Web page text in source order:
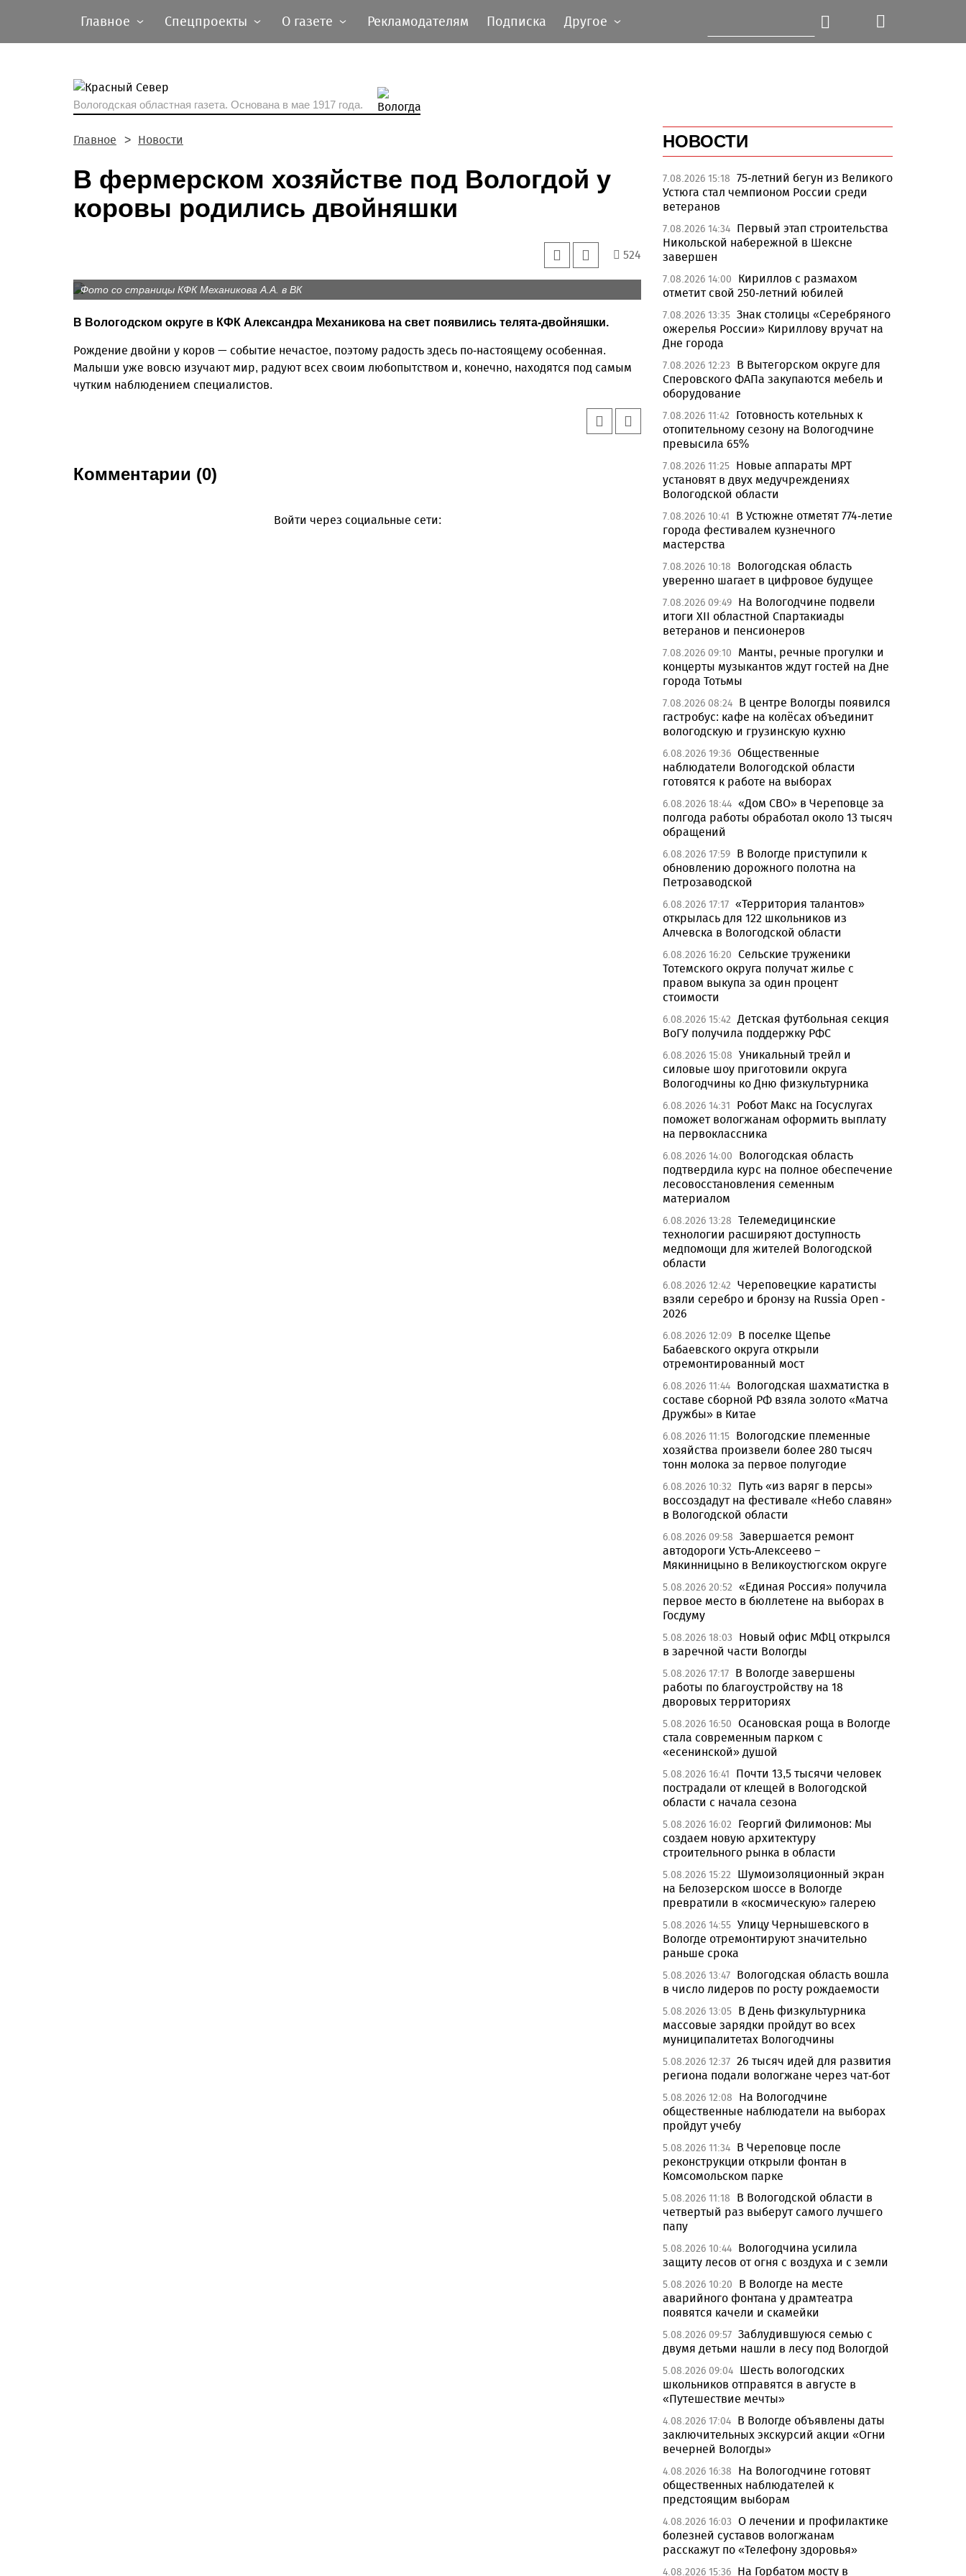
Главное Спецпроекты О газете Рекламодателям Подписка Другое
Вологодская областная газета. Основана в мае 1917 года.
Главное Новости
В фермерском хозяйстве под Вологдой у
коровы родились двойняшки
524
Фото со страницы КФК Механикова А.А. в ВК
В Вологодском округе в КФК Александра Механикова на свет появились телята-двойняшки.
Рождение двойни у коров — событие нечастое, поэтому радость здесь по-настоящему особенная.
Малыши уже вовсю изучают мир, радуют всех своим любопытством и, конечно, находятся под самым
чутким наблюдением специалистов.
Комментарии (0)
Войти через социальные сети:
НОВОСТИ
7.08.2026 15:18 75-летний бегун из Великого
Устюга стал чемпионом России среди
ветеранов
7.08.2026 14:34 Первый этап строительства
Никольской набережной в Шексне
завершен
7.08.2026 14:00
Кириллов с размахом
отметит свой 250-летний юбилей
7.08.2026 13:35 Знак столицы «Серебряного
ожерелья России» Кириллову вручат на
Дне города
7.08.2026 12:23
В Вытегорском округе для
Сперовского ФАПа закупаются мебель и
оборудование
7.08.2026 11:42
Готовность котельных к
отопительному сезону на Вологодчине
превысила 65%
7.08.2026 11:25 Новые аппараты МРТ
установят в двух медучреждениях
Вологодской области
7.08.2026 10:41
В Устюжне отметят 774-летие
города фестивалем кузнечного
мастерства
7.08.2026 10:18
Вологодская область
уверенно шагает в цифровое будущее
7.08.2026 09:49 На Вологодчине подвели
итоги XII областной Спартакиады
ветеранов и пенсионеров
7.08.2026 09:10
Манты, речные прогулки и
концерты музыкантов ждут гостей на Дне
города Тотьмы
7.08.2026 08:24 В центре Вологды появился
гастробус: кафе на колёсах объединит
вологодскую и грузинскую кухню
6.08.2026 19:36 Общественные
наблюдатели Вологодской области
готовятся к работе на выборах
6.08.2026 18:44 «Дом СВО» в Череповце за
полгода работы обработал около 13 тысяч
обращений
6.08.2026 17:59 В Вологде приступили к
обновлению дорожного полотна на
Петрозаводской
6.08.2026 17:17 «Территория талантов»
открылась для 122 школьников из
Алчевска в Вологодской области
6.08.2026 16:20 Сельские труженики
Тотемского округа получат жилье с
правом выкупа за один процент
стоимости
6.08.2026 15:42 Детская футбольная секция
ВоГУ получила поддержку РФС
6.08.2026 15:08 Уникальный трейл и
силовые шоу приготовили округа
Вологодчины ко Дню физкультурника
6.08.2026 14:31
Робот Макс на Госуслугах
поможет вологжанам оформить выплату
на первоклассника
6.08.2026 14:00
Вологодская область
подтвердила курс на полное обеспечение
лесовосстановления семенным
материалом
6.08.2026 13:28 Телемедицинские
технологии расширяют доступность
медпомощи для жителей Вологодской
области
6.08.2026 12:42 Череповецкие каратисты
взяли серебро и бронзу на Russia Open -
2026
6.08.2026 12:09 В поселке Щепье
Бабаевского округа открыли
отремонтированный мост
6.08.2026 11:44 Вологодская шахматистка в
составе сборной РФ взяла золото «Матча
Дружбы» в Китае
6.08.2026 11:15 Вологодские племенные
хозяйства произвели более 280 тысяч
тонн молока за первое полугодие
6.08.2026 10:32
Путь «из варяг в персы»
воссоздадут на фестивале «Небо славян»
в Вологодской области
6.08.2026 09:58 Завершается ремонт
автодороги Усть-Алексеево –
Мякинницыно в Великоустюгском округе
5.08.2026 20:52 «Единая Россия» получила
первое место в бюллетене на выборах в
Госдуму
5.08.2026 18:03
Новый офис МФЦ открылся
в заречной части Вологды
5.08.2026 17:17 В Вологде завершены
работы по благоустройству на 18
дворовых территориях
5.08.2026 16:50 Осановская роща в Вологде
стала современным парком с
«есенинской» душой
5.08.2026 16:41
Почти 13,5 тысячи человек
пострадали от клещей в Вологодской
области с начала сезона
5.08.2026 16:02
Георгий Филимонов: Мы
создаем новую архитектуру
строительного рынка в области
5.08.2026 15:22
Шумоизоляционный экран
на Белозерском шоссе в Вологде
превратили в «космическую» галерею
5.08.2026 14:55 Улицу Чернышевского в
Вологде отремонтируют значительно
раньше срока
5.08.2026 13:47 Вологодская область вошла
в число лидеров по росту рождаемости
5.08.2026 13:05 В День физкультурника
массовые зарядки пройдут во всех
муниципалитетах Вологодчины
5.08.2026 12:37 26 тысяч идей для развития
региона подали вологжане через чат-бот
5.08.2026 12:08
На Вологодчине
общественные наблюдатели на выборах
пройдут учебу
5.08.2026 11:34 В Череповце после
реконструкции открыли фонтан в
Комсомольском парке
5.08.2026 11:18
В Вологодской области в
четвертый раз выберут самого лучшего
папу
5.08.2026 10:44 Вологодчина усилила
защиту лесов от огня с воздуха и с земли
5.08.2026 10:20
В Вологде на месте
аварийного фонтана у драмтеатра
появятся качели и скамейки
5.08.2026 09:57 Заблудившуюся семью с
двумя детьми нашли в лесу под Вологдой
5.08.2026 09:04 Шесть вологодских
школьников отправятся в августе в
«Путешествие мечты»
4.08.2026 17:04 В Вологде объявлены даты
заключительных экскурсий акции «Огни
вечерней Вологды»
4.08.2026 16:38
На Вологодчине готовят
общественных наблюдателей к
предстоящим выборам
4.08.2026 16:03 О лечении и профилактике
болезней суставов вологжанам
расскажут по «Телефону здоровья»
4.08.2026 15:36 На Горбатом мосту в